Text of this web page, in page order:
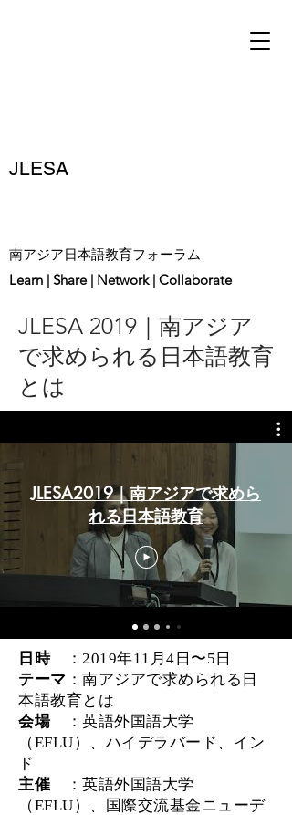
JLESA
南アジア日本語教育フォーラム
Learn | Share | Network | Collaborate
JLESA 2019｜ 南アジア
で求められる日本語教育
とは
JLESA2019｜南アジアで求めら
れる日本語教育
日時
：2019年11月4日〜5日
テーマ ：南アジアで求められる日
本語教育とは
会場
：英語外国語大学
（EFLU）、ハイデラバード、イン
ド
主催
：英語外国語大学
（EFLU）、国際交流基金ニューデ